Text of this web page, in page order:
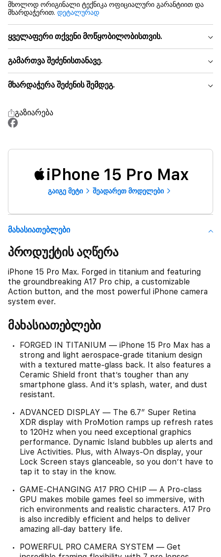
მხოლოდ ორიგინალი ტექნიკა ოფიციალური გარანტიით და
მხარდაჭერით. დეტალურად
ყველაფერი თქვენი მოწყობილობისთვის.
გამართვა შეძენისთანავე.
მხარდაჭერა შეძენის შემდეგ.
გაზიარება
iPhone 15 Pro Max
გაიგე მეტი შეადარეთ მოდელები
Მახასიათებლები
პროდუქტის აღწერა
iPhone 15 Pro Max. Forged in titanium and featuring
the groundbreaking A17 Pro chip, a customizable
Action button, and the most powerful iPhone camera
system ever.
მახასიათებლები
FORGED IN TITANIUM — iPhone 15 Pro Max has a
strong and light aerospace-grade titanium design
with a textured matte-glass back. It also features a
Ceramic Shield front that’s tougher than any
smartphone glass. And it’s splash, water, and dust
resistant.
ADVANCED DISPLAY — The 6.7” Super Retina
XDR display with ProMotion ramps up refresh rates
to 120Hz when you need exceptional graphics
performance. Dynamic Island bubbles up alerts and
Live Activities. Plus, with Always-On display, your
Lock Screen stays glanceable, so you don’t have to
tap it to stay in the know.
GAME-CHANGING A17 PRO CHIP — A Pro-class
GPU makes mobile games feel so immersive, with
rich environments and realistic characters. A17 Pro
is also incredibly efficient and helps to deliver
amazing all-day battery life.
POWERFUL PRO CAMERA SYSTEM — Get